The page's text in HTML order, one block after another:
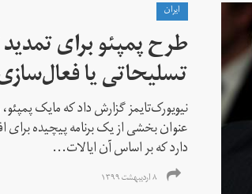
ايران
طرح پمپئو برای
تسلیحاتی یا
نیویورک‌تایمز گزارش داد که مایک پمپئو،
عنوان بخشی از یک برنامه پیچیده برای
دارد که بر اساس آن ایالات...
۸ اردیبهشت ۱۳۹۹